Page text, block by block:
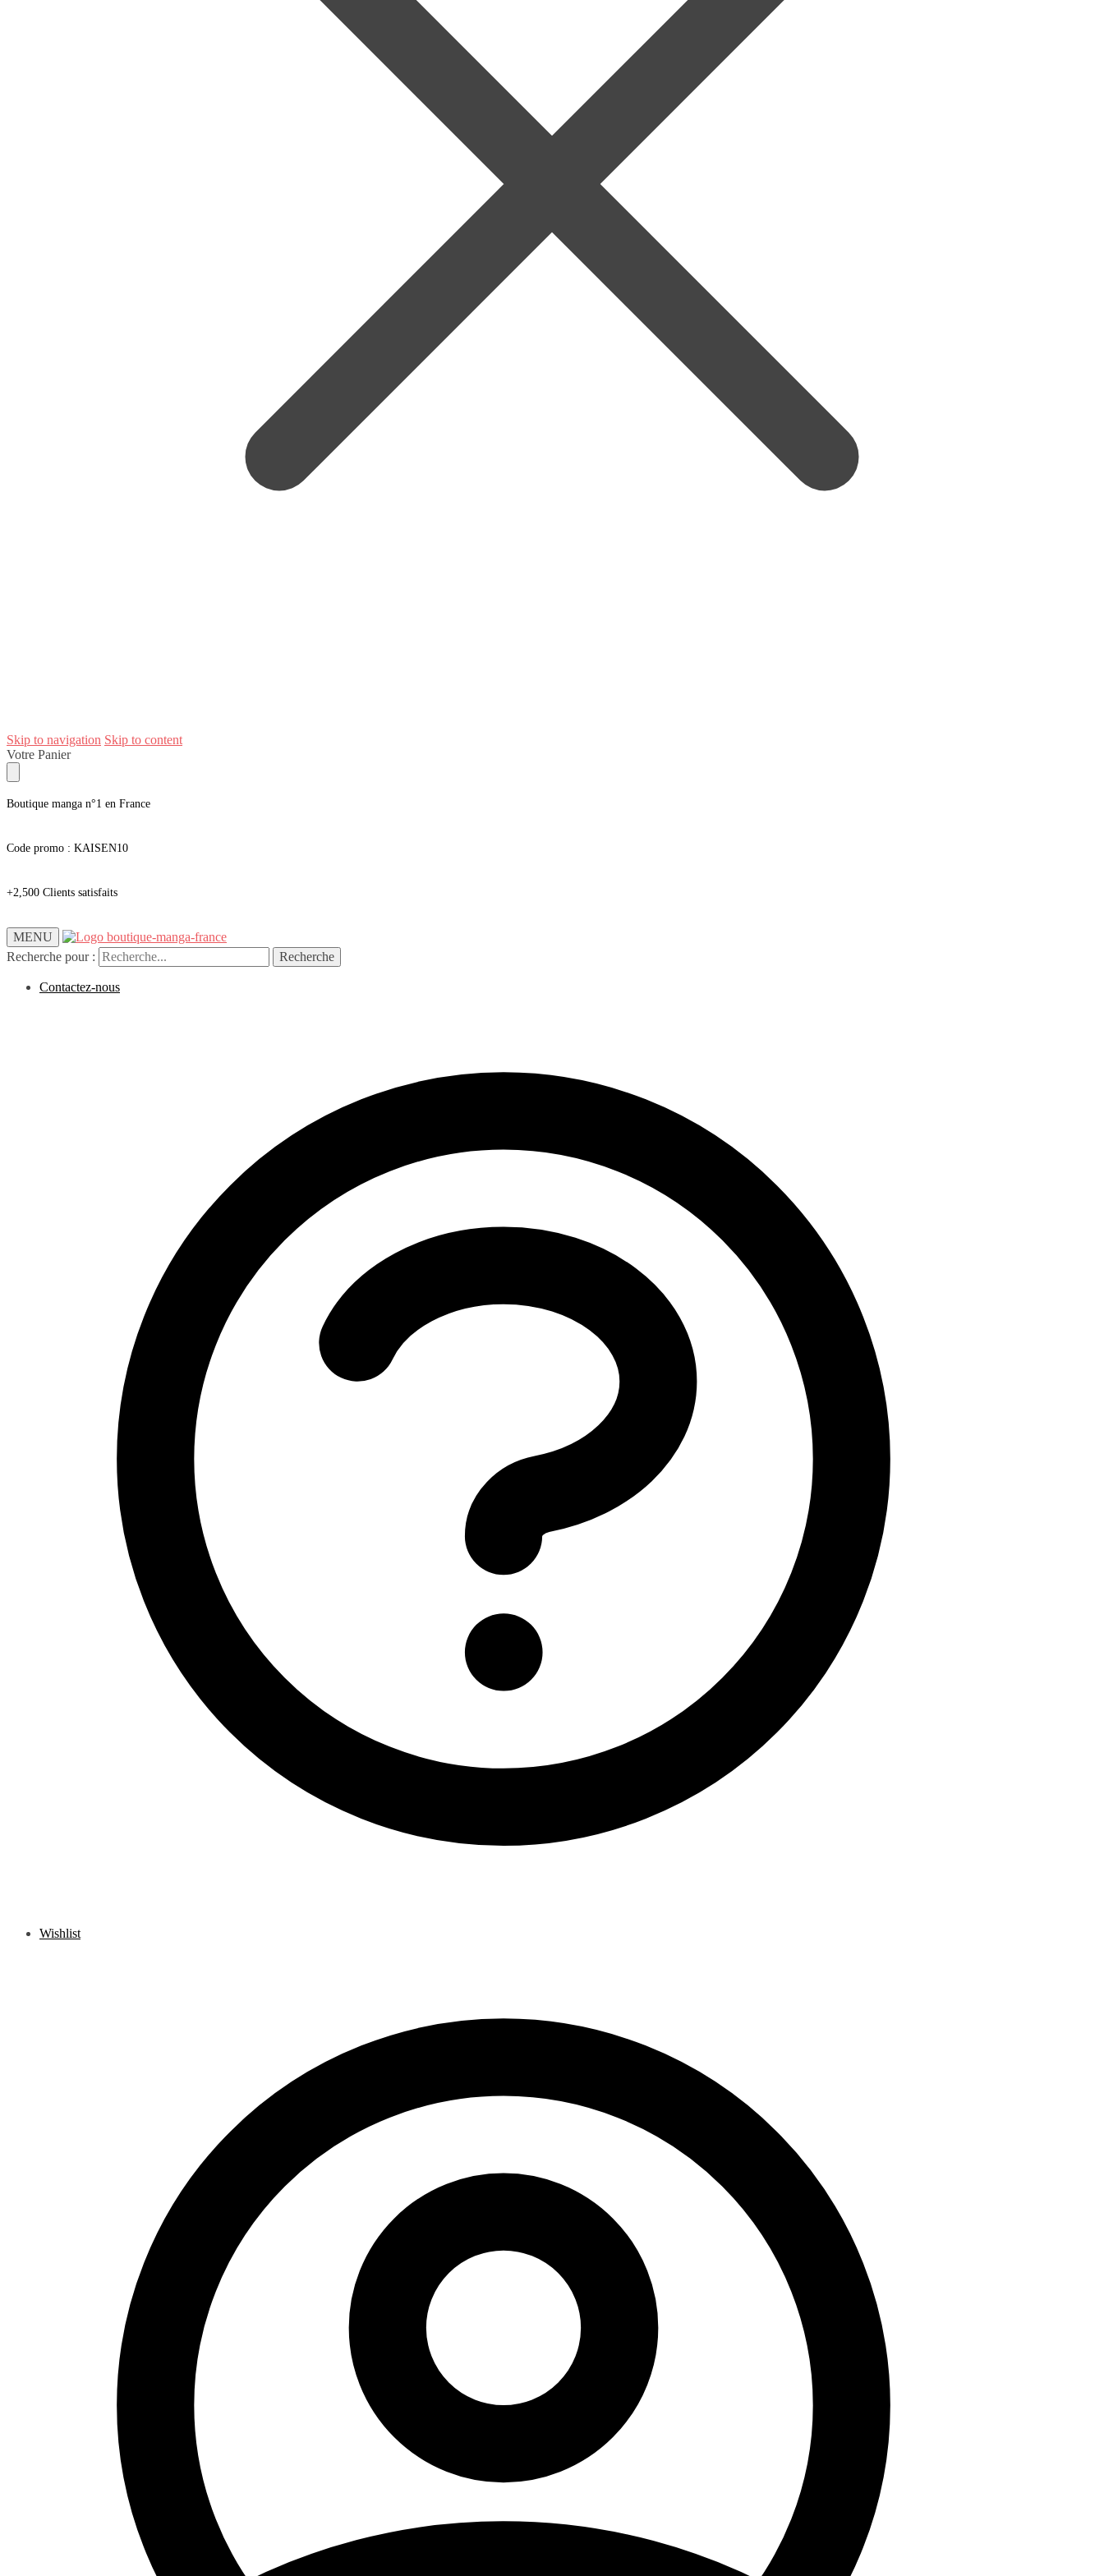
Skip to navigation Skip to content
Votre Panier
Boutique manga n°1 en France
Code promo : KAISEN10
+2,500 Clients satisfaits
MENU
Recherche pour :
Recherche
Contactez-nous
Wishlist